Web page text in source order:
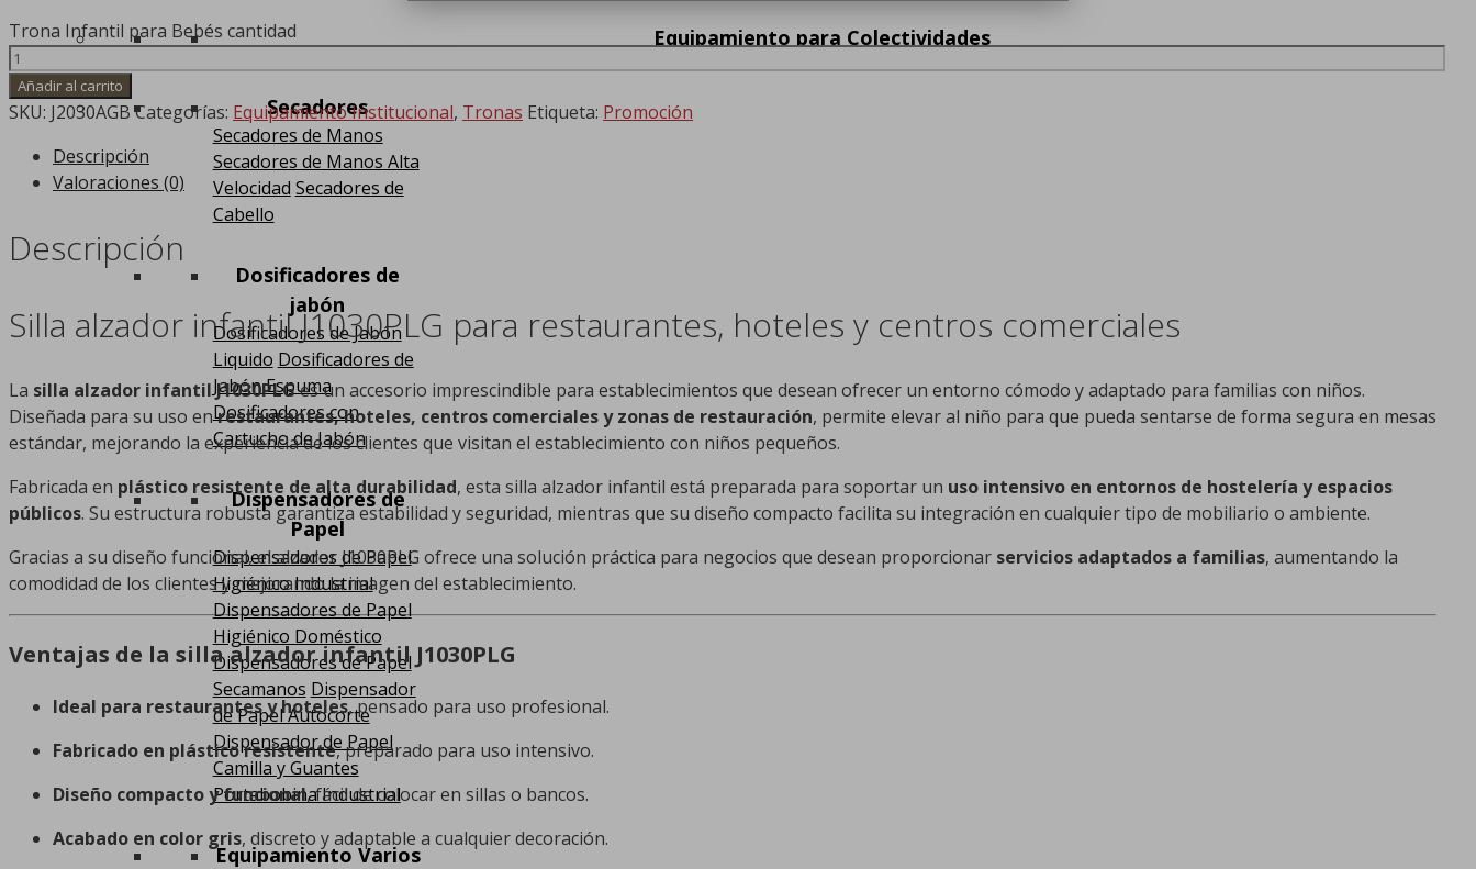
Equipamiento para Colectividades
Secadores
Secadores de Manos
Secadores de Manos Alta
Velocidad Secadores de
Cabello
Dosificadores de
jabón
Dosificadores de Jabón
Liquido Dosificadores de
Jabón Espuma
Dosificadores con
Cartucho de Jabón
Dispensadores de
Papel
Dispensadores de Papel
Higiénico Industrial
Dispensadores de Papel
Higiénico Doméstico
Dispensadores de Papel
Secamanos Dispensador
de Papel Autocorte
Dispensador de Papel
Camilla y Guantes
Portabobina Industrial
Equipamiento Varios
Trona Infantil para Bebés cantidad
Añadir al carrito
SKU: J2030AGB Categorías: Equipamiento Institucional, Tronas Etiqueta: Promoción
Descripción
Valoraciones (0)
Descripción
Silla alzador infantil J1030PLG para restaurantes, hoteles y centros comerciales
La silla alzador infantil J1030PLGes un accesorio imprescindible para establecimientos que desean ofrecer un entorno cómodo y adaptado para familias con niños.
Diseñada para su uso enrestaurantes, hoteles, centros comerciales y zonas de restauración, permite elevar al niño para que pueda sentarse de forma segura en mesas
estándar, mejorando la experiencia de los clientes que visitan el establecimiento con niños pequeños.
Fabricada en plástico resistente de alta durabilidad, esta silla alzador infantil está preparada para soportar un uso intensivo en entornos de hostelería y espacios
públicos. Su estructura robusta garantiza estabilidad y seguridad, mientras que su diseño compacto facilita su integración en cualquier tipo de mobiliario o ambiente.
Gracias a su diseño funcional, el alzador J1030PLG ofrece una solución práctica para negocios que desean proporcionar servicios adaptados a familias, aumentando la
comodidad de los clientes y mejorando la imagen del establecimiento.
Ventajas de la silla alzador infantil J1030PLG
Ideal para restaurantes y hoteles, pensado para uso profesional.
Fabricado en plástico resistente, preparado para uso intensivo.
Diseño compacto y funcional, fácil de colocar en sillas o bancos.
Acabado en color gris, discreto y adaptable a cualquier decoración.